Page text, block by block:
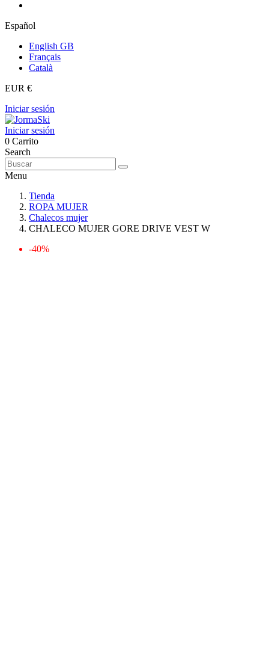
Español
English GB
Français
Català
EUR €
Iniciar sesión
Iniciar sesión
0 Carrito
Search
Menu
Tienda
ROPA MUJER
Chalecos mujer
CHALECO MUJER GORE DRIVE VEST W
-40%